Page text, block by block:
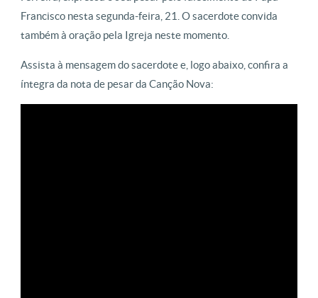
Francisco nesta segunda-feira, 21. O sacerdote convida
também à oração pela Igreja neste momento.
Assista à mensagem do sacerdote e, logo abaixo, confira a
íntegra da nota de pesar da Canção Nova: